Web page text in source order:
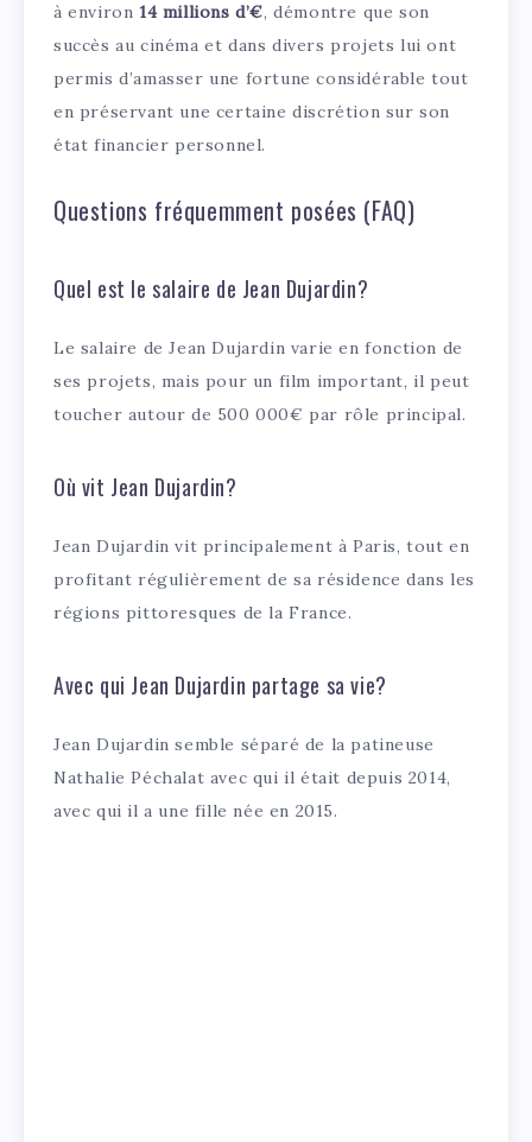
à environ 14 millions d’€, démontre que son
succès au cinéma et dans divers projets lui ont
permis d’amasser une fortune considérable tout
en préservant une certaine discrétion sur son
état financier personnel.
Questions fréquemment posées (FAQ)
Quel est le salaire de Jean Dujardin?
Le salaire de Jean Dujardin varie en fonction de
ses projets, mais pour un film important, il peut
toucher autour de 500 000€ par rôle principal.
Où vit Jean Dujardin?
Jean Dujardin vit principalement à Paris, tout en
profitant régulièrement de sa résidence dans les
régions pittoresques de la France.
Avec qui Jean Dujardin partage sa vie?
Jean Dujardin semble séparé de la patineuse
Nathalie Péchalat avec qui il était depuis 2014,
avec qui il a une fille née en 2015.